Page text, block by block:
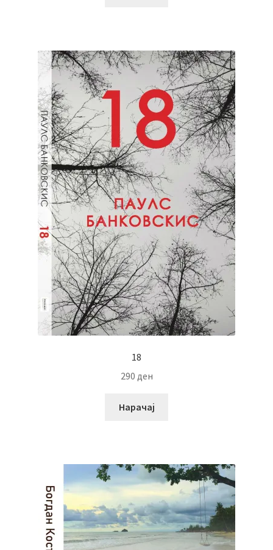
18
290 ден
Нарачај